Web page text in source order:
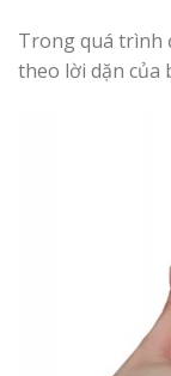
Trong quá trình
theo lời dặn của